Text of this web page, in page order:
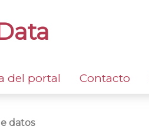
del portal Contacto
datos